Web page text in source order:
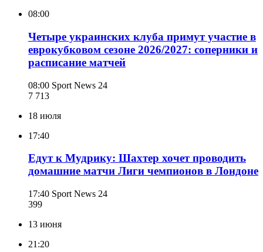
08:00
Четыре украинских клуба примут участие в
еврокубковом сезоне 2026/2027: соперники и
расписание матчей
08:00 Sport News 24
7 713
18 июля
17:40
Едут к Мудрику: Шахтер хочет проводить
домашние матчи Лиги чемпионов в Лондоне
17:40 Sport News 24
399
13 июня
21:20